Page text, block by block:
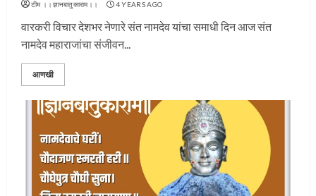
टीम ।।ज्ञानबातुकाराम।। 4 YEARS AGO
वारकरी विचार देशभर नेणारे संत नामदेव यांचा समाधी दिन आज संत
नामदेव महाराजांचा संजीवन...
आणखी